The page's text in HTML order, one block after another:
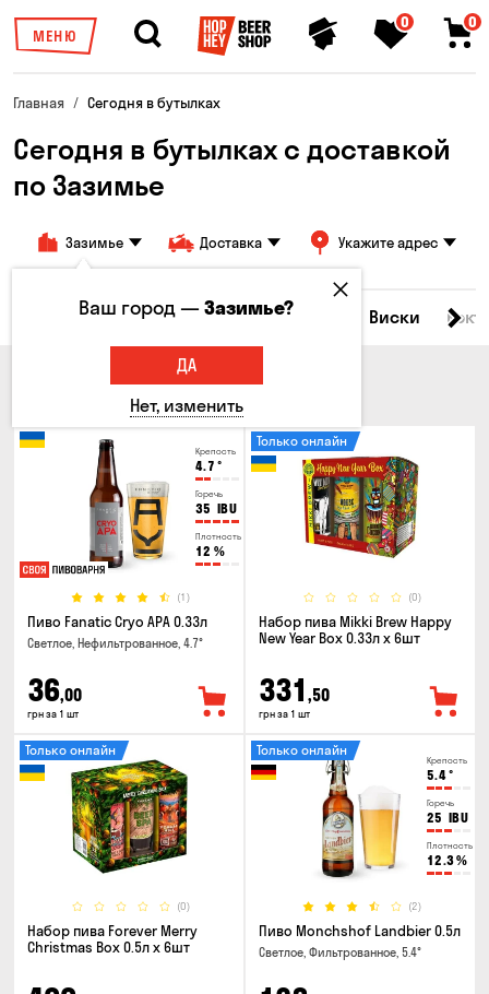
МЕНЮ
0 0
Главная Сегодня в бутылках
Сегодня в бутылках c доставкой
по Зазимье
Зазимье Доставка Укажите адрес
Все товары Пиво Сидр Виски
Крепость
4.7 °
Горечь
35 IBU
Плотность
12 %
(1)
Пиво Fanatic Cryo APA 0.33л
Светлое, Нефильтрованное, 4.7°
36,00
грн за 1 шт
(0)
Только онлайн
Набор пива Mikki Brew Happy
New Year Box 0.33л x 6шт
331 ,50
грн за 1 шт
(0)
Только онлайн
Набор пива Forever Merry
Christmas Box 0.5л x 6шт
Крепость
5.4°
Горечь
25 IBU
Плотность
12.3%
(2)
Только онлайн
Пиво Monchshof Landbier 0.5л
Светлое, Фильтрованное, 5.4°
Ваш город —Зазимье?
ДА
Нет, изменить